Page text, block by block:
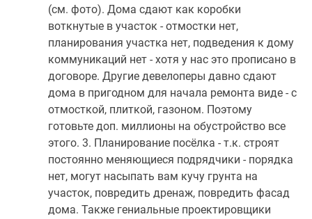
(см. фото). Дома сдают как коробки
воткнутые в участок - отмостки нет,
планирования участка нет, подведения к дому
коммуникаций нет - хотя у нас это прописано в
договоре. Другие девелоперы давно сдают
дома в пригодном для начала ремонта виде - с
отмосткой, плиткой, газоном. Поэтому
готовьте доп. миллионы на обустройство все
этого. 3. Планирование посёлка - т.к. строят
постоянно меняющиеся подрядчики - порядка
нет, могут насыпать вам кучу грунта на
участок, повредить дренаж, повредить фасад
дома. Также гениальные проектировщики